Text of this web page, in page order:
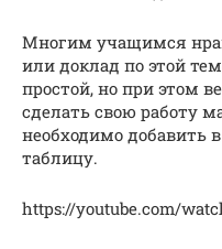
Многим учащимся
или доклад по этой
простой, но при этом
сделать свою работу
необходимо добавить
таблицу.
https://youtube.com/